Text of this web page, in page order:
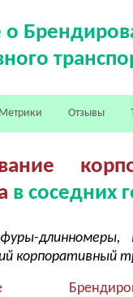
Метрики Отзывы
в соседних
длинномеры,
корпоративный